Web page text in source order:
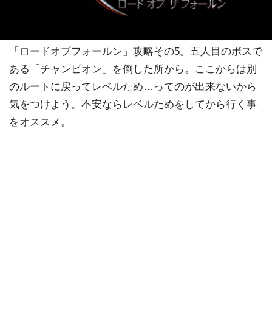
「ロードオブフォールン」攻略その5。五人目のボスで
ある「チャンピオン」を倒した所から。ここからは別
のルートに戻ってレベルため…ってのが出来ないから
気をつけよう。不安ならレベルためをしてから行く事
をオススメ。